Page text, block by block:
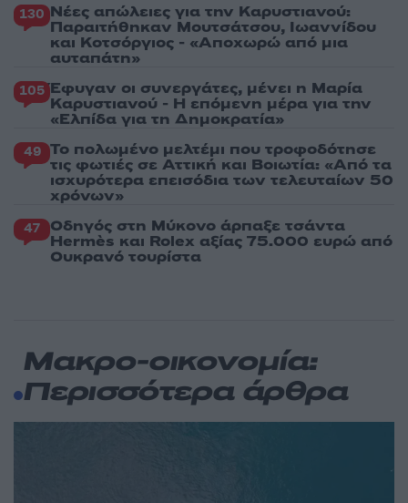
130 Νέες απώλειες για την Καρυστιανού:
Παραιτήθηκαν Μουτσάτσου, Ιωαννίδου
και Κοτσόργιος - «Αποχωρώ από μια
αυταπάτη»
105 Έφυγαν οι συνεργάτες, μένει η Μαρία
Καρυστιανού - Η επόμενη μέρα για την
«Ελπίδα για τη Δημοκρατία»
49 Το πολωμένο μελτέμι που τροφοδότησε
τις φωτιές σε Αττική και Βοιωτία: «Από τα
ισχυρότερα επεισόδια των τελευταίων 50
χρόνων»
47 Οδηγός στη Μύκονο άρπαξε τσάντα
Hermès και Rolex αξίας 75.000 ευρώ από
Ουκρανό τουρίστα
Μακρο-οικονομία:
Περισσότερα άρθρα